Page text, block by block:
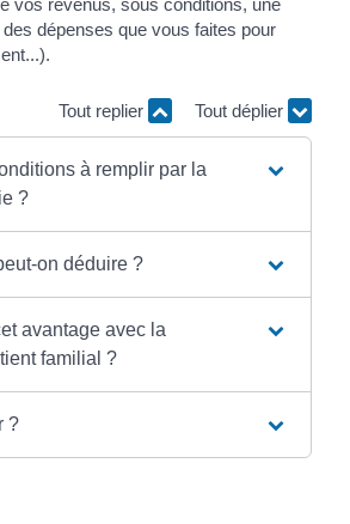
vos revenus, sous conditions, une
dépenses que vous faites pour
Tout replier Tout déplier
à remplir par la
?
on déduire ?
avantage avec la
familial ?
?